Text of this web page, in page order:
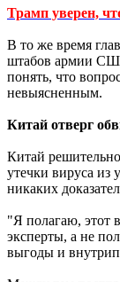
Трамп уверен,
В то же время
штабов армии
понять, что
невыясненным.
Китай отверг
Китай
утечки вируса из
никаких
"Я полагаю, этот
эксперты, а не
выгоды и